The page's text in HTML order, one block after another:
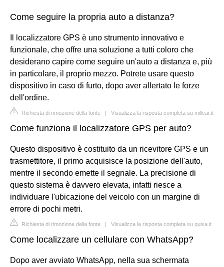
Come seguire la propria auto a distanza?
Il localizzatore GPS è uno strumento innovativo e
funzionale, che offre una soluzione a tutti coloro che
desiderano capire come seguire un'auto a distanza e, più
in particolare, il proprio mezzo. Potrete usare questo
dispositivo in caso di furto, dopo aver allertato le forze
dell'ordine.
Richiesta di rimozione della fonte | Visualizza la risposta completa su millcar.it
Come funziona il localizzatore GPS per auto?
Questo dispositivo è costituito da un ricevitore GPS e un
trasmettitore, il primo acquisisce la posizione dell'auto,
mentre il secondo emette il segnale. La precisione di
questo sistema è davvero elevata, infatti riesce a
individuare l'ubicazione del veicolo con un margine di
errore di pochi metri.
Richiesta di rimozione della fonte | Visualizza la risposta completa su quixa.it
Come localizzare un cellulare con WhatsApp?
Dopo aver avviato WhatsApp, nella sua schermata